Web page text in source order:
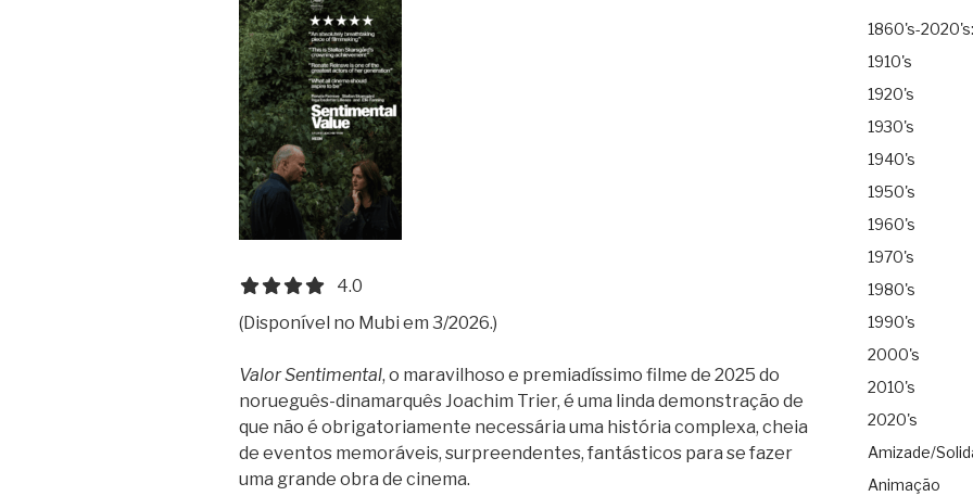
4.0 out of 5.0 stars
4.0
(Disponível no Mubi em 3/2026.)
Valor Sentimental, o maravilhoso e premiadíssimo filme de 2025 do
norueguês-dinamarquês Joachim Trier, é uma linda demonstração de
que não é obrigatoriamente necessária uma história complexa, cheia
de eventos memoráveis, surpreendentes, fantásticos para se fazer
uma grande obra de cinema.
1860's-
1910's
1920's
1930's
1940's
1950's
1960's
1970's
1980's
1990's
2000's
2010's
2020's
Amizade/
Animação